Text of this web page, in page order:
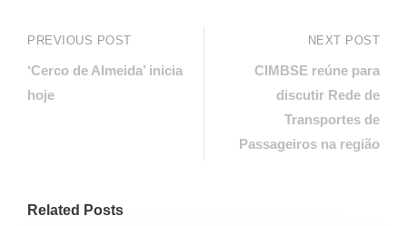
PREVIOUS POST
‘Cerco de Almeida’ inicia
hoje
NEXT POST
CIMBSE reúne para
discutir Rede de
Transportes de
Passageiros na região
Related Posts